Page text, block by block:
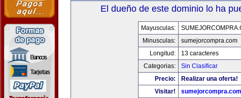
El dueño de este dominio lo ha
Mayusculas:
Minusculas:
sumejorcompra.com
Longitud:
13 caracteres
Categorias:
Sin Clasificar
Precio:
Realizar una oferta!
Visitar!
sumejorcompra.com